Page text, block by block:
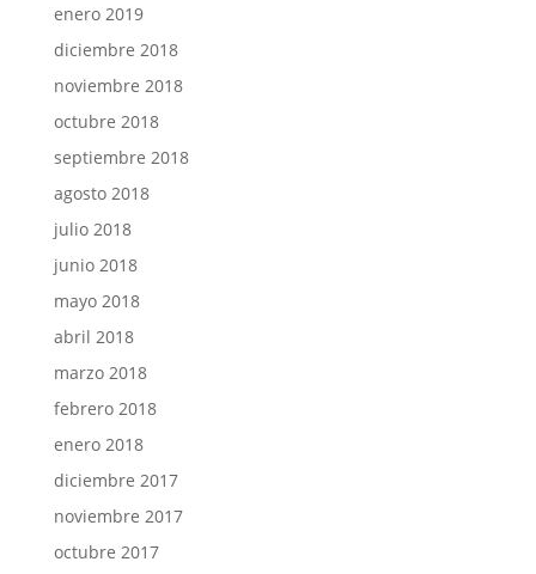
enero 2019
diciembre 2018
noviembre 2018
octubre 2018
septiembre 2018
agosto 2018
julio 2018
junio 2018
mayo 2018
abril 2018
marzo 2018
febrero 2018
enero 2018
diciembre 2017
noviembre 2017
octubre 2017